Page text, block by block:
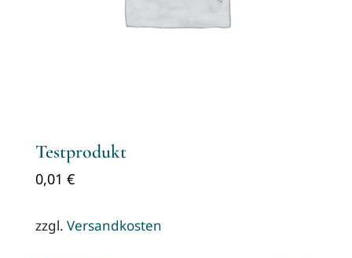
Testprodukt
0,01 €
zzgl. Versandkosten